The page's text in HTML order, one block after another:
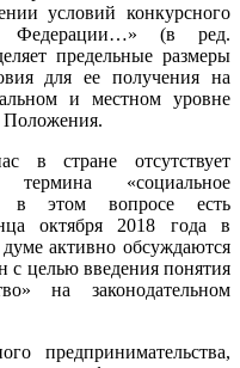
условий конкурсного
Федерации…» (в ред.
предельные размеры
для ее получения на
и местном уровне
Положения.
стране отсутствует
термина «социальное
в этом вопросе есть
октября 2018 года в
думе активно обсуждаются
с целью введения понятия
на законодательном
предпринимательства,